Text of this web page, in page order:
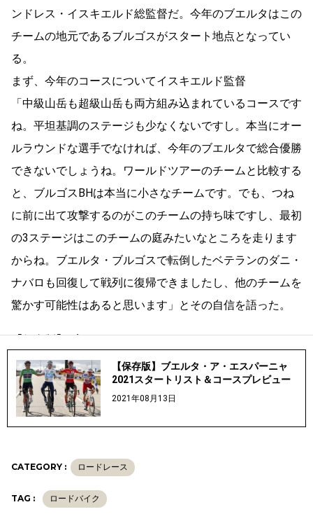
ンドレス・イスキエルド総監督だ。今年のブエルタはこの
チームの地元であるブルゴスがスタート地点となってい
る。
まず、今年のコースについてイスキエルド監督
「中級山岳も超級山岳も両方組み込まれているコースです
ね。平坦基調のステージも少なくないですし。本当にオー
ルラウンドな選手でなければ、今年のブエルタで総合優勝
できないでしょうね。ワールドツアーのチームと比較する
と、ブルゴスBHは本当に小さなチームです。でも、つね
に前に出て攻撃するのがこのチームの持ち味ですし、最初
の3ステージはこのチームの庭みたいなところを走ります
からね。ブエルタ・ブルゴスで転倒したベテランのダニ・
ナバロも回復して戦列に復帰できましたし、他のチームを
驚かす可能性はあると思います」とその自信を語った。
スト＆コースプレビューはこちら↓【保存版】ブエルタ・ア・エスパーニャ
2021スタートリスト＆コースプレビュー
2021年08月13日
CATEGORY : ロードレース
TAG : ロードバイク